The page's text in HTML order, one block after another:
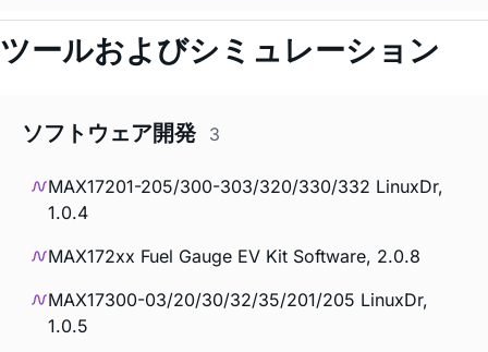
ツールおよびシミュレーション
ソフトウェア開発 3
MAX17201-205/300-303/320/330/332 LinuxDr,
1.0.4
MAX172xx Fuel Gauge EV Kit Software, 2.0.8
MAX17300-03/20/30/32/35/201/205 LinuxDr,
1.0.5